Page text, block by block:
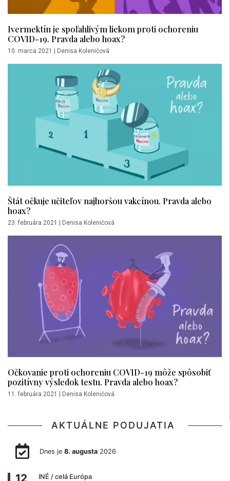
Ivermektín je spoľahlivým liekom proti ochoreniu
COVID-19. Pravda alebo hoax?
10. marca 2021 Denisa Koleničová
Štát očkuje učiteľov najhoršou vakcínou. Pravda alebo
hoax?
23. februára 2021 | Denisa Koleničová
Očkovanie proti ochoreniu COVID-19 môže spôsobiť
pozitívny výsledok testu. Pravda alebo hoax?
11. februára 2021 | Denisa Koleničová
AKTUÁLNE PODUJATIA
Dnes je 8. augusta2026
12 INÉ / celá Európa